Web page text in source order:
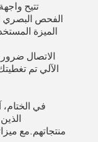
تتيح
الفحص البصري
الميزة
الاتصال
الآلي تم
في
منتجاتهم.مع